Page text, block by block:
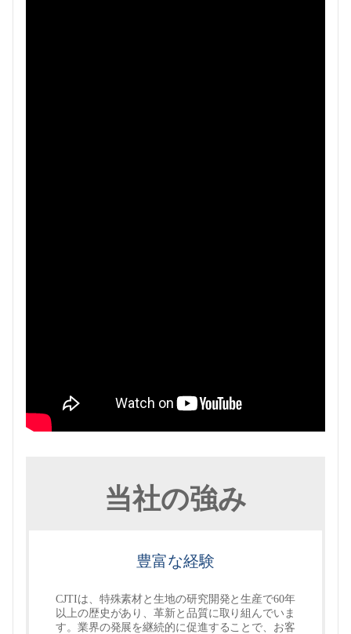
当社の強み
豊富な経験
CJTIは、特殊素材と生地の研究開発と生産で60年
以上の歴史があり、革新と品質に取り組んでいま
す。業界の発展を継続的に促進することで、お客